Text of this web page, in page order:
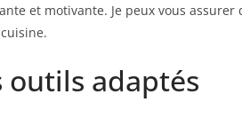
et motivante. Je peux vous
outils adaptés